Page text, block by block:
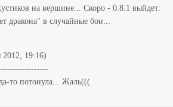
на вершине... Скоро - 0.8.1 выйдет:
дракона" в случайные бои...
2012, 19:16)
то потонула... Жаль(((